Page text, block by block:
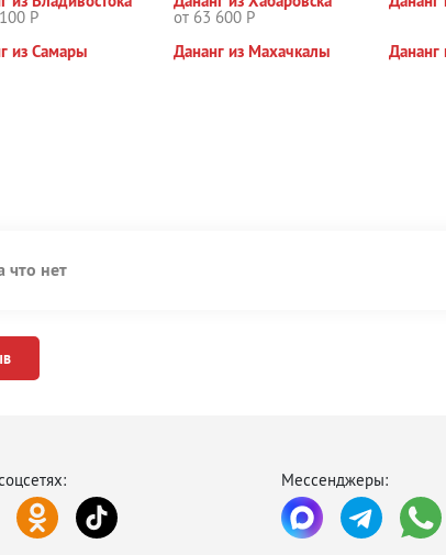
Р от 63 600 Р
из Самары Дананг из Махачкалы Дананг
что нет
Мессенджеры: